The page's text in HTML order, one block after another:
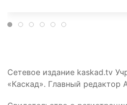
Сетевое издание kaskad.tv
«Каскад». Главный редактор